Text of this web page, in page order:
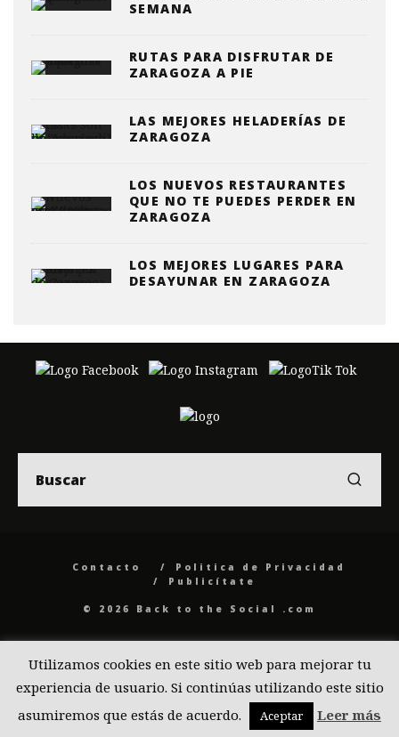
SEMANA
RUTAS PARA DISFRUTAR DE
ZARAGOZA A PIE
LAS MEJORES HELADERÍAS DE
ZARAGOZA
LOS NUEVOS RESTAURANTES
QUE NO TE PUEDES PERDER EN
ZARAGOZA
LOS MEJORES LUGARES PARA
DESAYUNAR EN ZARAGOZA
Contacto
Politica de Privacidad
Publicítate
© 2026 Back to the Social .com
Utilizamos cookies en este sitio web para mejorar tu
experiencia de usuario. Si continúas utilizando este sitio
asumiremos que estás de acuerdo.
Aceptar Leer más